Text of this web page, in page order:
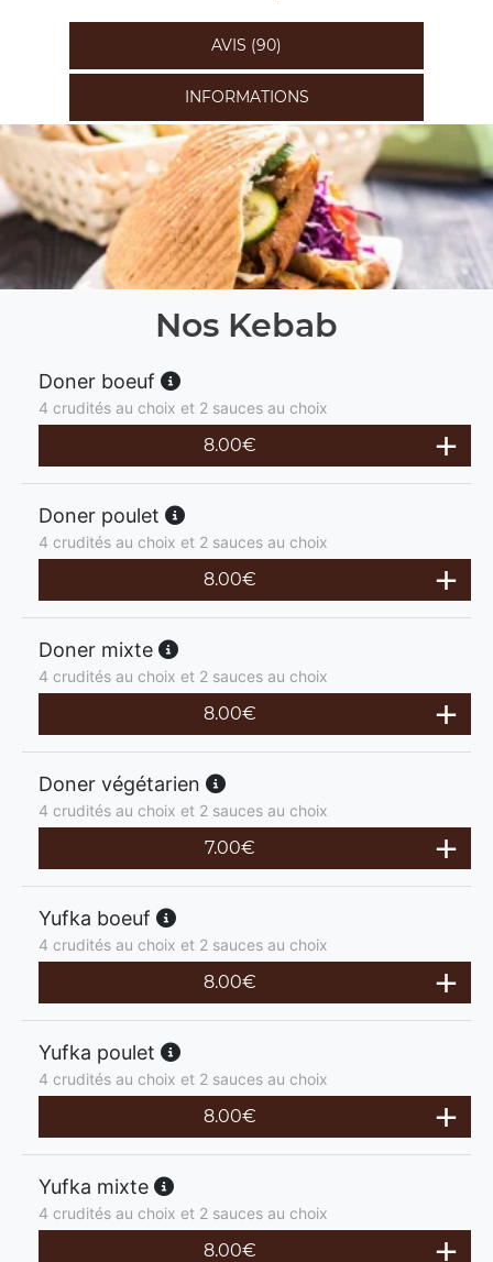
AVIS (90)
INFORMATIONS
Nos Kebab
Doner boeuf
4 crudités au choix et 2 sauces au choix
8.00€
Doner poulet
4 crudités au choix et 2 sauces au choix
8.00€
Doner mixte
4 crudités au choix et 2 sauces au choix
8.00€
Doner végétarien
4 crudités au choix et 2 sauces au choix
7.00€
Yufka boeuf
4 crudités au choix et 2 sauces au choix
8.00€
Yufka poulet
4 crudités au choix et 2 sauces au choix
8.00€
Yufka mixte
4 crudités au choix et 2 sauces au choix
8.00€